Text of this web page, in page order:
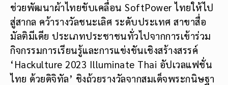
ช่วยพัฒนาผ้าไทยขับเคลื่อน SoftPower ไทยให้ไป
สู่สากล คว้ารางวัลชนะเลิศ ระดับประเทศ สาขาสื่อ
มัลติมีเดีย ประเภทประชาชนทั่วไปจากการเข้าร่วม
กิจกรรมการเรียนรู้และการแข่งขันเชิงสร้างสรรค์
‘Hackulture 2023 Illuminate Thai อัปเวลแฟชั่น
ไทย ด้วยดิจิทัล’ ชิงถ้วยรางวัลจากสมเด็จพระกนิษฐา